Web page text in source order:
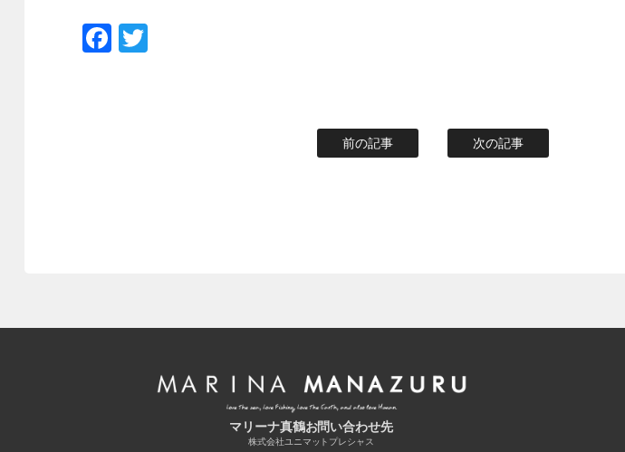
Facebook
Twitter
前の記事 次の記事
マリーナ真鶴お問い合わせ先
株式会社ユニマットプレシャス